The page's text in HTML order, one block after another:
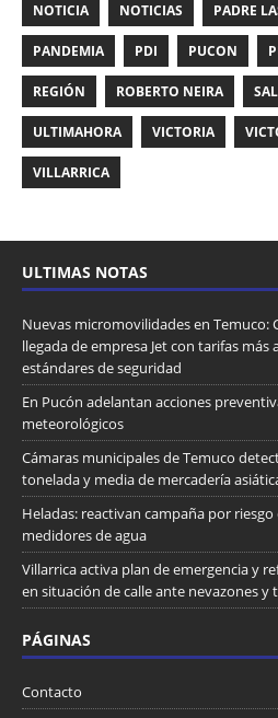
NOTICIA NOTICIAS PADRE
PANDEMIA PDI PUCON
REGIÓN ROBERTO NEIRA
ULTIMAHORA VICTORIA
VILLARRICA
ULTIMAS NOTAS
Nuevas micromovilidades en Temuco:
llegada de empresa Jet con tarifas más
estándares de seguridad
En Pucón adelantan acciones
meteorológicos
Cámaras municipales de Temuco
tonelada y media de mercadería
Heladas: reactivan campaña por
medidores de agua
Villarrica activa plan de emergencia y
en situación de calle ante nevazones y
PÁGINAS
Contacto